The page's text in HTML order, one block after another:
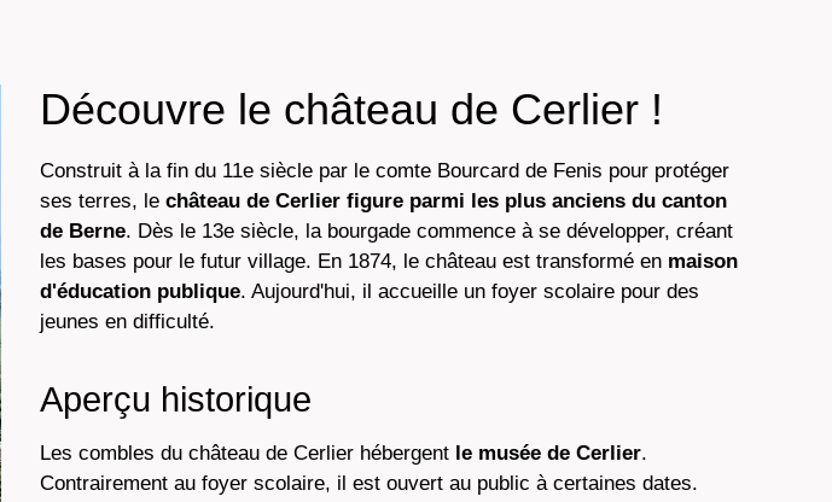
Découvre le château de Cerlier !
Construit à la fin du 11e siècle par le comte Bourcard de Fenis pour protéger
ses terres, le château de Cerlier figure parmi les plus anciens du canton
de Berne. Dès le 13e siècle, la bourgade commence à se développer, créant
les bases pour le futur village. En 1874, le château est transformé en maison
d'éducation publique. Aujourd'hui, il accueille un foyer scolaire pour des
jeunes en difficulté.
Aperçu historique
Les combles du château de Cerlier hébergent le musée de Cerlier.
Contrairement au foyer scolaire, il est ouvert au public à certaines dates.